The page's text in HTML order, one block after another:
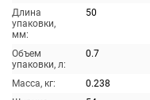
Длина
упаковки,
мм:
50
Объем
упаковки, л:
0.7
Масса, кг:
0.238